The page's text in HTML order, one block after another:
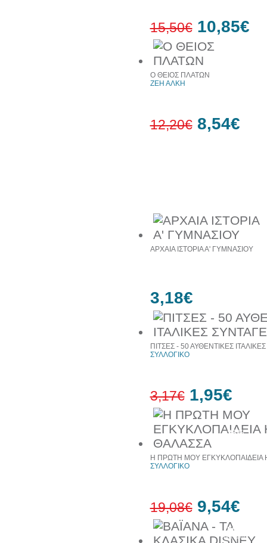
15,50€ 10,85€
Ο ΘΕΙΟΣ ΠΛΑΤΩΝ
ΖΕΗ ΑΛΚΗ
12,20€ 8,54€
ΑΡΧΑΙΑ ΙΣΤΟΡΙΑ Α' ΓΥΜΝΑΣΙΟΥ
3,18€
38%
ΠΙΤΣΕΣ - 50 ΑΥΘΕΝΤΙΚΕΣ
ΣΥΛΛΟΓΙΚΟ
3,17€ 1,95€
50%
έκπτωση
Η ΠΡΩΤΗ ΜΟΥ ΕΓΚΥΚΛΟΠΑΙΔΕΙΑ
ΣΥΛΛΟΓΙΚΟ
19,08€ 9,54€